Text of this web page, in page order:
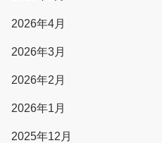
2026年4月
2026年3月
2026年2月
2026年1月
2025年12月